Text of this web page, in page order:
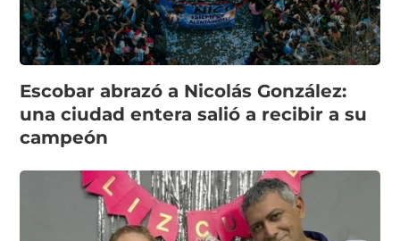
Escobar abrazó a Nicolás González:
una ciudad entera salió a recibir a su
campeón